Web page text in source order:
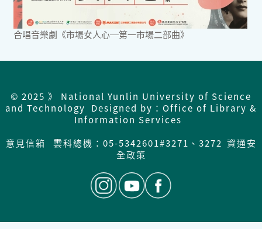
合唱音樂劇《市場女人心─第一市場二部曲》
© 2025 》 National Yunlin University of Science
and Technology Designed by：Office of Library &
Information Services
意見信箱
雲科總機：05-5342601#3271、3272 資通安
全政策